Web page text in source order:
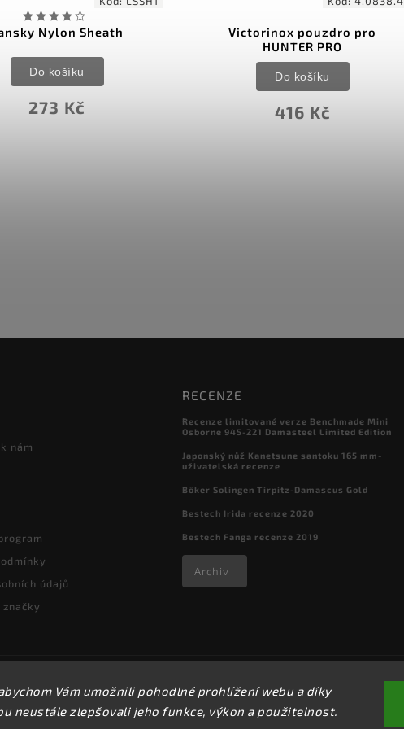
Vám umožnili pohodlné prohlížení webu a díky
neustále zlepšovali jeho funkce, výkon a použitelnost.
Nylon Sheath
273 Kč
Do košíku
Victorinox pouzdro pro
HUNTER PRO
416 Kč
Do košíku
nám
údajů
RECENZE
Recenze limitované verze Benchmade Mini
Osborne 945-221 Damasteel Limited Edition
Japonský nůž Kanetsune santoku 165 mm-
uživatelská recenze
Böker Solingen Tirpitz-Damascus Gold
Bestech Irida recenze 2020
Bestech Fanga recenze 2019
Archiv
Copyright 2026kapesni-noze.cz . Všechna práva vyhrazena.
Upravit nastavení cookies